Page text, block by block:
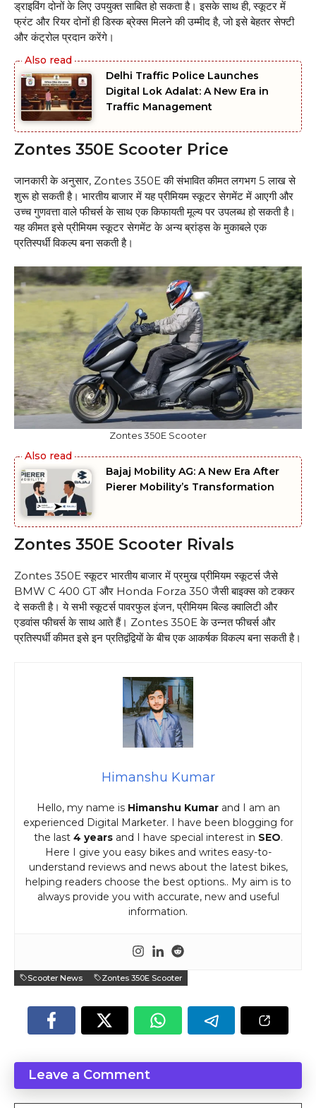
ड्राइविंग दोनों के लिए उपयुक्त साबित हो सकता है। इसके साथ ही, स्कूटर में
फ्रंट और रियर दोनों ही डिस्क ब्रेक्स मिलने की उम्मीद है, जो इसे बेहतर सेफ्टी
और कंट्रोल प्रदान करेंगे।
Delhi Traffic Police Launches
Digital Lok Adalat: A New Era in
Traffic Management
Zontes 350E Scooter Price
जानकारी के अनुसार, Zontes 350E की संभावित कीमत लगभग ₹5 लाख से
शुरू हो सकती है। भारतीय बाजार में यह प्रीमियम स्कूटर सेगमेंट में आएगी और
उच्च गुणवत्ता वाले फीचर्स के साथ एक किफायती मूल्य पर उपलब्ध हो सकती है।
यह कीमत इसे प्रीमियम स्कूटर सेगमेंट के अन्य ब्रांड्स के मुकाबले एक
प्रतिस्पर्धी विकल्प बना सकती है।
Zontes 350E Scooter
Bajaj Mobility AG: A New Era After
Pierer Mobility’s Transformation
Zontes 350E Scooter Rivals
Zontes 350E स्कूटर भारतीय बाजार में प्रमुख प्रीमियम स्कूटर्स जैसे
BMW C 400 GT और Honda Forza 350 जैसी बाइक्स को टक्कर
दे सकती है। ये सभी स्कूटर्स पावरफुल इंजन, प्रीमियम बिल्ड क्वालिटी और
एडवांस फीचर्स के साथ आते हैं। Zontes 350E के उन्नत फीचर्स और
प्रतिस्पर्धी कीमत इसे इन प्रतिद्वंद्वियों के बीच एक आकर्षक विकल्प बना सकती है।
Himanshu Kumar
Hello, my name is Himanshu Kumarand I am an
experienced Digital Marketer. I have been blogging for
the last 4 yearsand I have special interest in SEO.
Here I give you easy bikes and writes easy-to-
understand reviews and news about the latest bikes,
helping readers choose the best options.. My aim is to
always provide you with accurate, new and useful
information.
Scooter News Zontes 350E Scooter
Leave a Comment